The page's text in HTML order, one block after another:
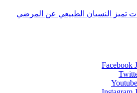
تميز النسيان الطبيعي عن المرضي
Facebook
Youtube